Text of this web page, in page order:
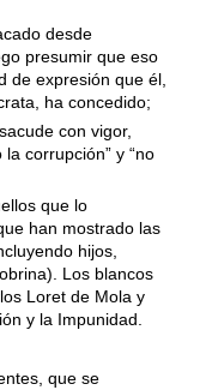
desde
presumir que eso
de expresión que él,
ha concedido;
con vigor,
corrupción” y “no
que lo
han mostrado las
hijos,
Los blancos
Loret de Mola y
y la Impunidad.
que se